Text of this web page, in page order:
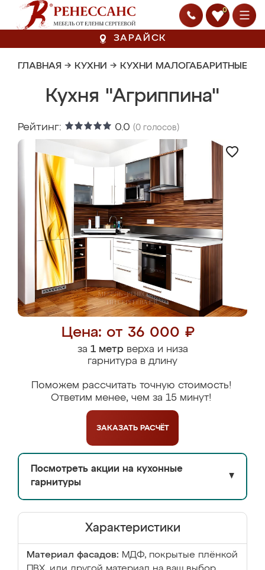
0
ЗАРАЙСК
ГЛАВНАЯ → КУХНИ → КУХНИ МАЛОГАБАРИТНЫЕ
Кухня "Агриппина"
Рейтинг: 0.0 (0 голосов)
Цена: от 36 000 ₽
за 1 метрверха и низа
гарнитура в длину
Поможем рассчитать точную стоимость!
Ответим менее, чем за 15 минут!
ЗАКАЗАТЬ РАСЧЁТ
Посмотреть акции на кухонные
гарнитуры
▼
Характеристики
Материал фасадов: МДФ, покрытые плёнкой